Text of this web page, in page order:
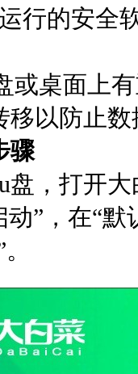
行的安全
或桌面上
移以防止
骤
盘，打开大
动” ，在“默
。